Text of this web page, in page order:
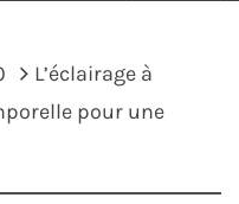
L’éclairage à
pour une